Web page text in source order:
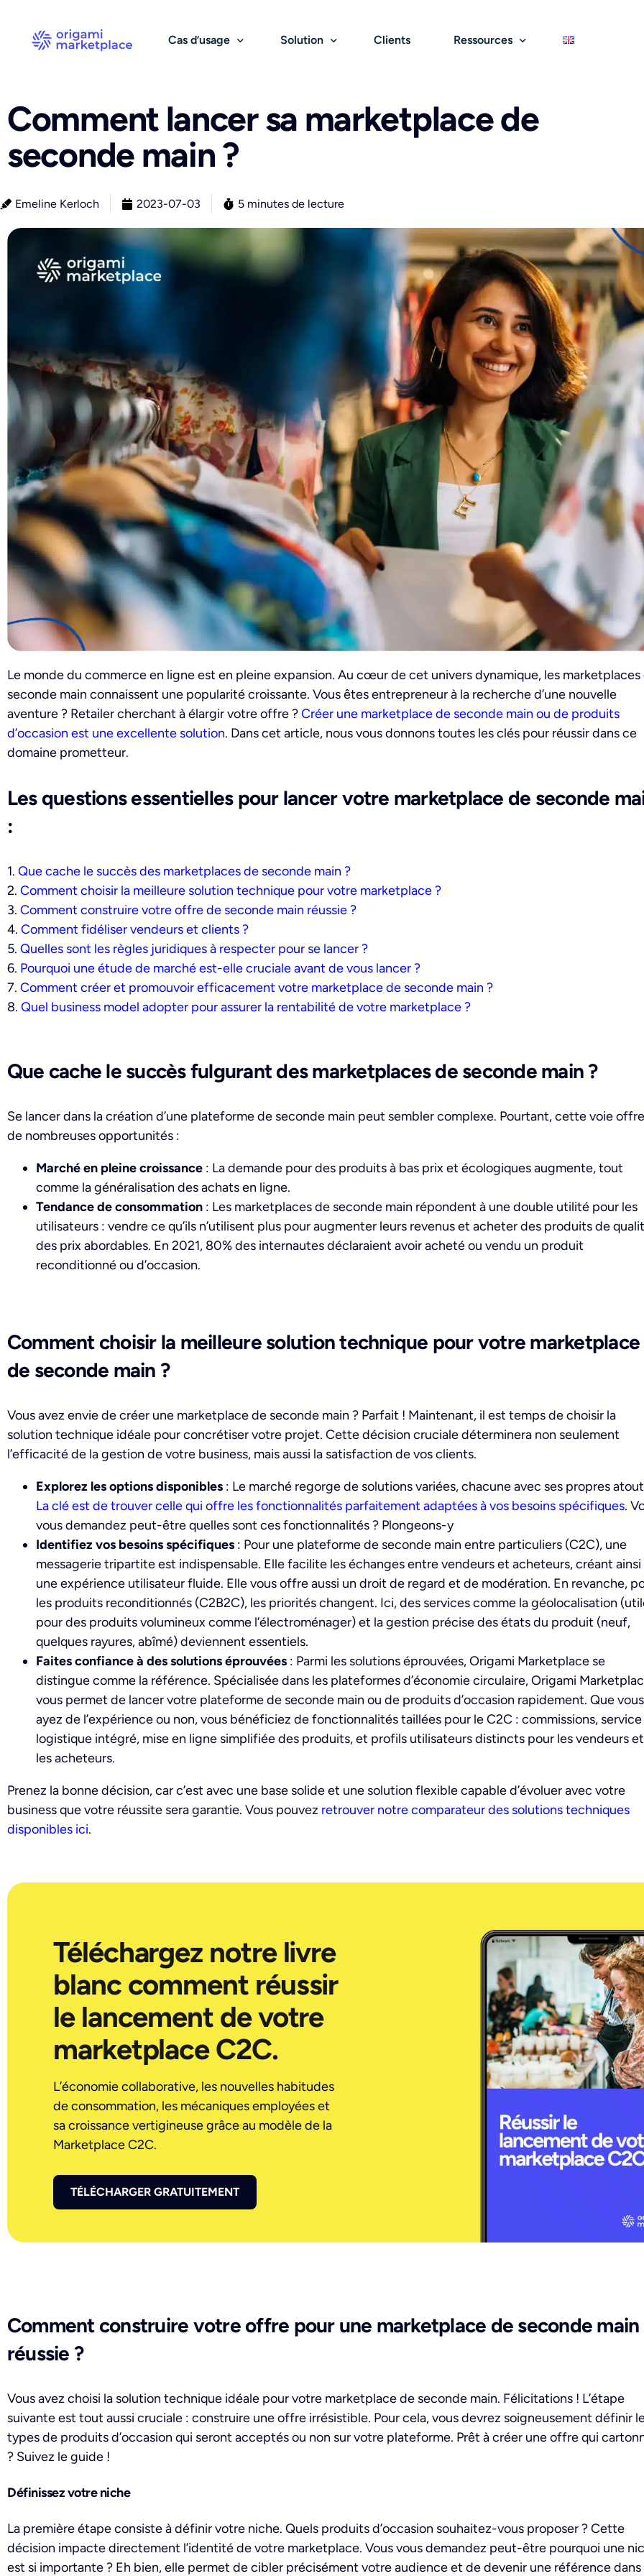
Cas d’usage
Marketplace B2B
Centrale d’achats
Solution d’achats Réseau de distribution
Économie circulaire
Solution
Catalogue & fournisseurs
Sourcing et catalogue
Gestion des prix
Gestion des stocks
Parcours d’achat & ventes
Paiements sécurisés
Logistique et commande
Croissance & performance
International
Clients Ressources
Livres blancs
Comment lancer sa marketplace de
seconde main ?
Emeline Kerloch 2023-07-03 5 minutes de lecture
Le monde du commerce en ligne est en pleine expansion. Au cœur de cet univers dynamique, les marketplaces
seconde main connaissent une popularité croissante. Vous êtes entrepreneur à la recherche d’une nouvelle
aventure ? Retailer cherchant à élargir votre offre ?Créer une marketplace de seconde main ou de produits
d’occasion est une excellente solution. Dans cet article, nous vous donnons toutes les clés pour réussir dans ce
domaine prometteur.
Les questions essentielles pour lancer votre marketplace de seconde
:
1. Que cache le succès des marketplaces de seconde main ?
2. Comment choisir la meilleure solution technique pour votre marketplace ?
3. Comment construire votre offre de seconde main réussie ?
4. Comment fidéliser vendeurs et clients ?
5. Quelles sont les règles juridiques à respecter pour se lancer ?
6. Pourquoi une étude de marché est-elle cruciale avant de vous lancer ?
7. Comment créer et promouvoir efficacement votre marketplace de seconde main ?
8. Quel business model adopter pour assurer la rentabilité de votre marketplace ?
Que cache le succès fulgurant des marketplaces de seconde main ?
Se lancer dans la création d’une plateforme de seconde main peut sembler complexe. Pourtant, cette voie offre
de nombreuses opportunités :
Marché en pleine croissance : La demande pour des produits à bas prix et écologiques augmente, tout
comme la généralisation des achats en ligne.
Tendance de consommation : Les marketplaces de seconde main répondent à une double utilité pour les
utilisateurs : vendre ce qu’ils n’utilisent plus pour augmenter leurs revenus et acheter des produits de
des prix abordables. En 2021, 80% des internautes déclaraient avoir acheté ou vendu un produit
reconditionné ou d’occasion.
Comment choisir la meilleure solution technique pour votre marketplace
de seconde main ?
Vous avez envie de créer une marketplace de seconde main ? Parfait ! Maintenant, il est temps de choisir la
solution technique idéale pour concrétiser votre projet. Cette décision cruciale déterminera non seulement
l’efficacité de la gestion de votre business, mais aussi la satisfaction de vos clients.
Explorez les options disponibles : Le marché regorge de solutions variées, chacune avec ses propres
La clé est de trouver celle qui offre les fonctionnalités parfaitement adaptées à vos besoins spécifiques.
vous demandez peut-être quelles sont ces fonctionnalités ? Plongeons-y
Identifiez vos besoins spécifiques : Pour une plateforme de seconde main entre particuliers (C2C), une
messagerie tripartite est indispensable. Elle facilite les échanges entre vendeurs et acheteurs, créant ainsi
une expérience utilisateur fluide. Elle vous offre aussi un droit de regard et de modération. En revanche,
les produits reconditionnés (C2B2C), les priorités changent. Ici, des services comme la géolocalisation
pour des produits volumineux comme l’électroménager) et la gestion précise des états du produit (neuf,
quelques rayures, abîmé) deviennent essentiels.
Faites confiance à des solutions éprouvées : Parmi les solutions éprouvées, Origami Marketplace se
distingue comme la référence. Spécialisée dans les plateformes d’économie circulaire, Origami
vous permet de lancer votre plateforme de seconde main ou de produits d’occasion rapidement. Que vous
ayez de l’expérience ou non, vous bénéficiez de fonctionnalités taillées pour le C2C : commissions, service
logistique intégré, mise en ligne simplifiée des produits, et profils utilisateurs distincts pour les vendeurs et
les acheteurs.
Prenez la bonne décision, car c’est avec une base solide et une solution flexible capable d’évoluer avec votre
business que votre réussite sera garantie. Vous pouvez retrouver notre comparateur des solutions techniques
disponibles ici.
Téléchargez notre livre
blanc comment réussir
le lancement de votre
marketplace C2C.
L’économie collaborative, les nouvelles habitudes
de consommation, les mécaniques employées et
sa croissance vertigineuse grâce au modèle de la
Marketplace C2C.
TÉLÉCHARGER GRATUITEMENT
Comment construire votre offre pour une marketplace de seconde main
réussie ?
Vous avez choisi la solution technique idéale pour votre marketplace de seconde main. Félicitations ! L’étape
suivante est tout aussi cruciale : construire une offre irrésistible. Pour cela, vous devrez soigneusement définir
types de produits d’occasion qui seront acceptés ou non sur votre plateforme. Prêt à créer une offre qui
? Suivez le guide !
Définissez votre niche
La première étape consiste à définir votre niche. Quels produits d’occasion souhaitez-vous proposer ? Cette
décision impacte directement l’identité de votre marketplace. Vous vous demandez peut-être pourquoi une
est si importante ? Eh bien, elle permet de cibler précisément votre audience et de devenir une référence dans